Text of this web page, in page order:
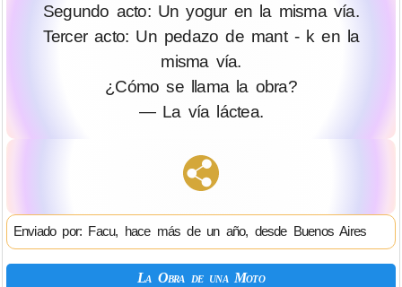
Segundo acto: Un yogur en la misma vía.
Tercer acto: Un pedazo de mant - k en la
misma vía.
¿Cómo se llama la obra?
— La vía láctea.
Enviado por: Facu, hace más de un año, desde Buenos Aires
La Obra de una Moto